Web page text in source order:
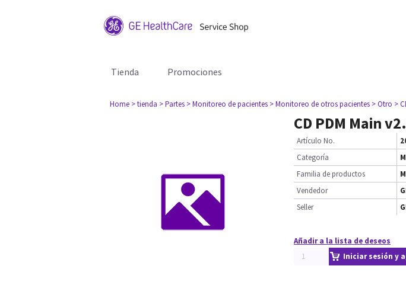
Tienda Promociones
Home > tienda > Partes > Monitoreo de pacientes > Monitoreo de otros pacientes > Otro >
CD PDM Main
Artículo No.
Categoría
Familia de productos
Vendedor
Seller
Añadir a la lista de deseos
Iniciar sesión y